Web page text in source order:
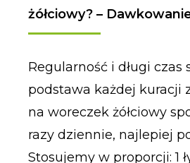
żółciowy? –
Regularność i długi czas
podstawa każdej kuracji
na woreczek żółciowy
razy dziennie, najlepiej
Stosujemy w proporcji: 1